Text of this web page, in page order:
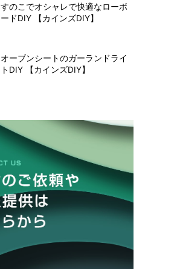
すのこでオシャレで快適なローボ
ードDIY 【カインズDIY】
オーブンシートのガーランドライ
トDIY 【カインズDIY】